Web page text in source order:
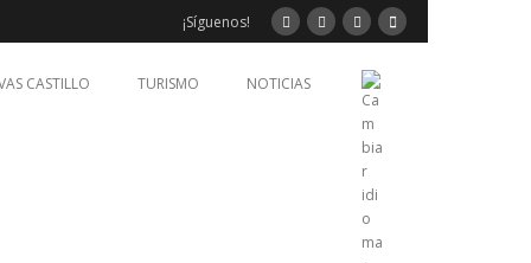
¡Síguenos!
CASTILLO TURISMO NOTICIAS